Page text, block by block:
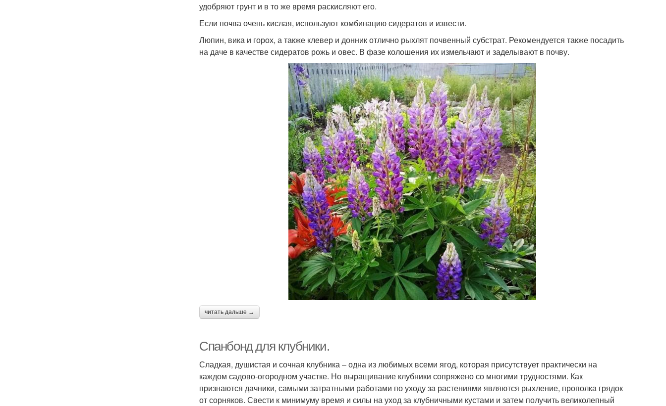
удобряют грунт и в то же время раскисляют его.
Если почва очень кислая, используют комбинацию сидератов и извести.
Люпин, вика и горох, а также клевер и донник отлично рыхлят почвенный субстрат. Рекомендуется также посадить
на даче в качестве сидератов рожь и овес. В фазе колошения их измельчают и заделывают в почву.
читать дальше →
Спанбонд для клубники.
Сладкая, душистая и сочная клубника – одна из любимых всеми ягод, которая присутствует практически на
каждом садово-огородном участке. Но выращивание клубники сопряжено со многими трудностями. Как
признаются дачники, самыми затратными работами по уходу за растениями являются рыхление, прополка грядок
от сорняков. Свести к минимуму время и силы на уход за клубничными кустами и затем получить великолепный